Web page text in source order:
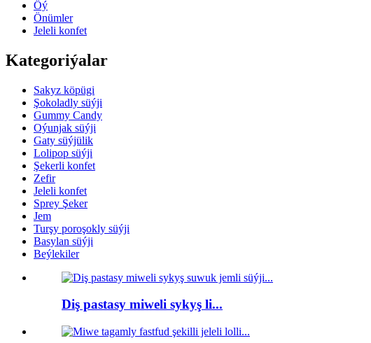
Öý
Önümler
Jeleli konfet
Kategoriýalar
Sakyz köpügi
Şokoladly süýji
Gummy Candy
Oýunjak süýji
Gaty süýjülik
Lolipop süýji
Şekerli konfet
Zefir
Jeleli konfet
Sprey Şeker
Jem
Turşy poroşokly süýji
Basylan süýji
Beýlekiler
Diş pastasy miweli sykyş li...